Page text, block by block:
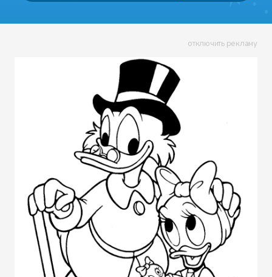
отключить рекламу